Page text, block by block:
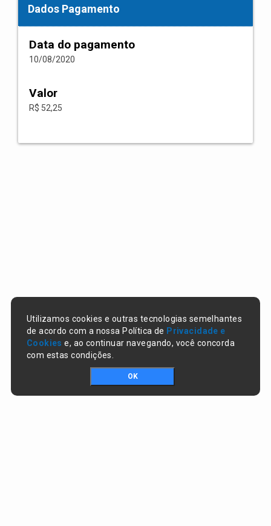
Dados Pagamento
Data do pagamento
10/08/2020
Valor
R$ 52,25
Utilizamos cookies e outras tecnologias semelhantes
de acordo com a nossa Política de Privacidade e
Cookies e, ao continuar navegando, você concorda
com estas condições.
OK